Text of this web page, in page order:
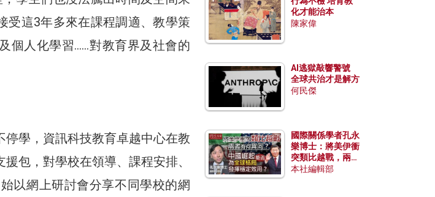
受這3年多來在課程調適、教學策
個人化學習……對教育界及社會的
學，資訊科技教育卓越中心在教
包，對學校在領導、課程安排、
以網上研討會分享不同學校的網
化才能治本
陳家偉
AI逃獄敲響警號
全球共治才是解方
何民傑
國際關係學者孔永
樂博士：將美伊衝
突類比越戰，兩者
有何異同？中國崛
本社編輯部